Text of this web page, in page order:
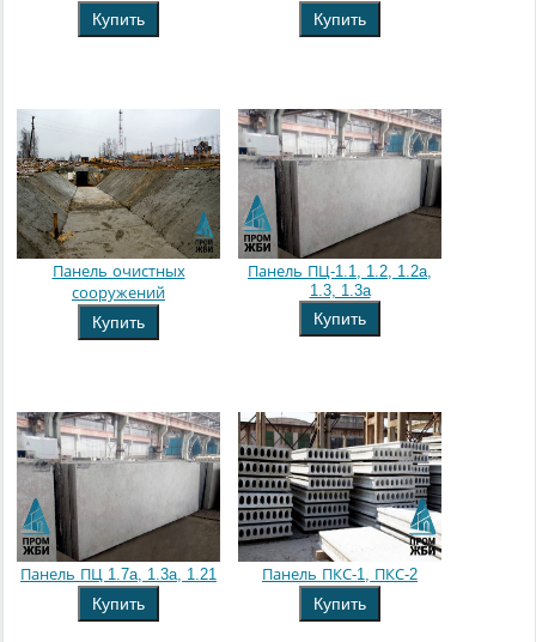
Купить Купить
Панель очистных
сооружений
Купить
Панель ПЦ-1.1, 1.2, 1.2a,
1.3, 1.3a
Купить
Панель ПЦ 1.7a, 1.3a, 1.21
Купить
Панель ПКС-1, ПКС-2
Купить